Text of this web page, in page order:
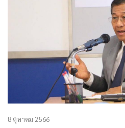
8 ตุลาคม 2566